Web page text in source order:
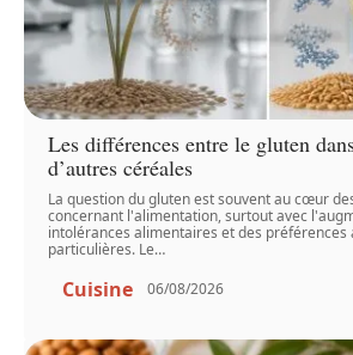
Les différences entre le gluten
d’autres céréales
La question du gluten est souvent au cœur
concernant l'alimentation, surtout avec
intolérances alimentaires et des préférences
particulières. Le…
Cuisine 06/08/2026